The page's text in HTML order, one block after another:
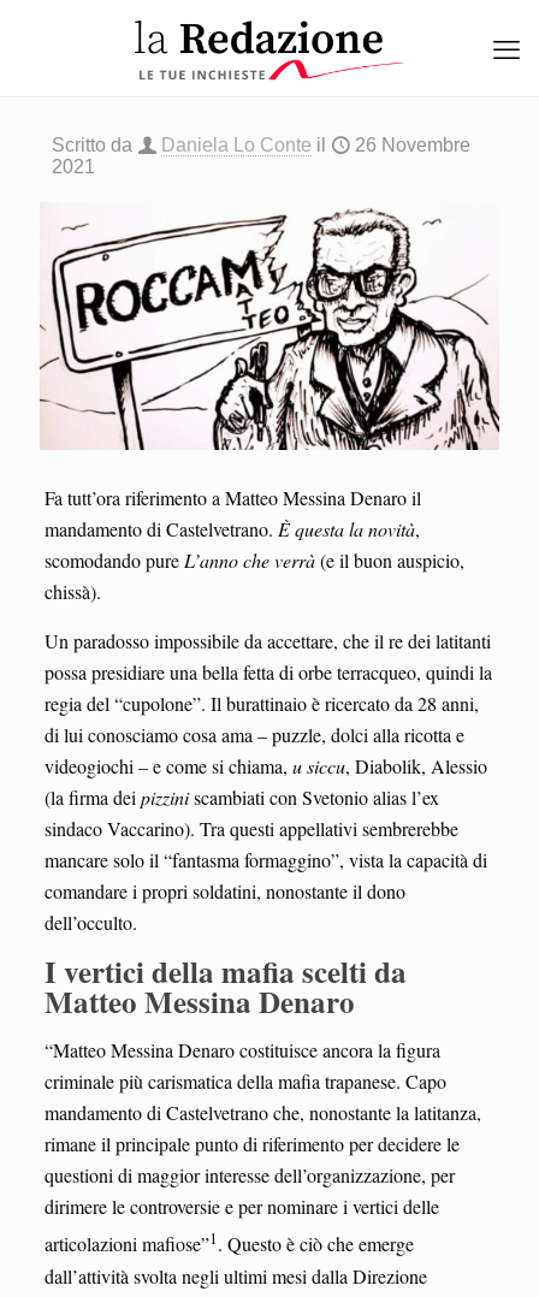
Scritto da Daniela Lo Conte il
26 Novembre
2021
Fa tutt’ora riferimento a Matteo Messina Denaro il
mandamento di Castelvetrano. È questa la novità,
scomodando pureL’anno che verrà(e il buon auspicio,
chissà).
Un paradosso impossibile da accettare, che il re dei latitanti
possa presidiare una bella fetta di orbe terracqueo, quindi la
regia del “cupolone”. Il burattinaio è ricercato da 28 anni,
di lui conosciamo cosa ama – puzzle, dolci alla ricotta e
videogiochi – e come si chiama, u siccu, Diabolik, Alessio
(la firma deipizziniscambiati con Svetonio alias l’ex
sindaco Vaccarino). Tra questi appellativi sembrerebbe
mancare solo il “fantasma formaggino”, vista la capacità di
comandare i propri soldatini, nonostante il dono
dell’occulto.
I vertici della mafia scelti da
Matteo Messina Denaro
“Matteo Messina Denaro costituisce ancora la figura
criminale più carismatica della mafia trapanese. Capo
mandamento di Castelvetrano che, nonostante la latitanza,
rimane il principale punto di riferimento per decidere le
questioni di maggior interesse dell’organizzazione, per
dirimere le controversie e per nominare i vertici delle
articolazioni mafiose”1. Questo è ciò che emerge
dall’attività svolta negli ultimi mesi dalla Direzione